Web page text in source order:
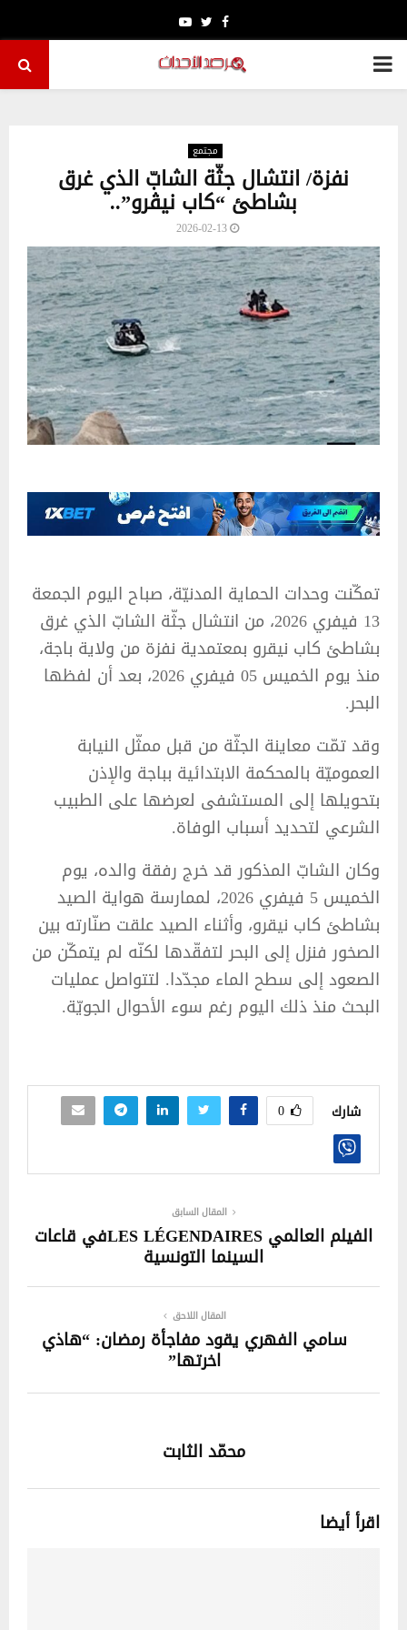
Facebook
Twitter
Youtube
PRIMARY
مجتمع
نفزة/ انتشال جثّة الشابّ الذي غرق
بشاطئ “كاب نيڨرو”..
2026-02-13
تمكّنت وحدات الحماية المدنيّة، صباح اليوم الجمعة
13 فيفري 2026، من انتشال جثّة الشابّ الذي غرق
بشاطئ كاب نيقرو بمعتمدية نفزة من ولاية باجة،
منذ يوم الخميس 05 فيفري 2026، بعد أن لفظها
البحر.
وقد تمّت معاينة الجثّة من قبل ممثّل النيابة
العموميّة بالمحكمة الابتدائية بباجة والإذن
بتحويلها إلى المستشفى لعرضها على الطبيب
الشرعي لتحديد أسباب الوفاة.
وكان الشابّ المذكور قد خرج رفقة والده، يوم
الخميس 5 فيفري 2026، لممارسة هواية الصيد
بشاطئ كاب نيقرو، وأثناء الصيد علقت صنّارته بين
الصخور فنزل إلى البحر لتفقّدها لكنّه لم يتمكّن من
الصعود إلى سطح الماء مجدّدا. لتتواصل عمليات
البحث منذ ذلك اليوم رغم سوء الأحوال الجويّة.
شارك 0
المقال السابق
الفيلم العالمي LES LÉGENDAIRESفي قاعات
السينما التونسية
المقال اللاحق
سامي الفهري يقود مفاجأة رمضان: “هاذي
اخرتها”
محمّد الثابت
اقرأ أيضا